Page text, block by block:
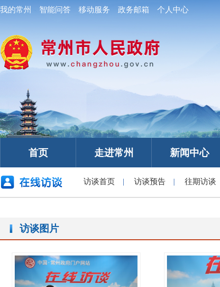
我的常州 智能问答 移动服务 政务邮箱 个人中心
首页 走进常州 新闻中心
访谈首页 | 访谈预告 | 往期访谈
访谈图片